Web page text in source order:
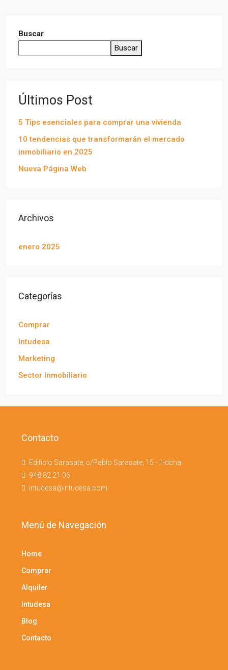
Buscar
Buscar
Últimos Post
5 Tips esenciales para comprar una vivienda
10 tendencias que transformarán el mercado
inmobiliario en 2025
Nueva Página Web
Archivos
enero 2025
Categorías
Comprar
Intudesa
Marketing
Sector Inmobiliario
Contacto
Edificio Sarasate, c/Pablo Sarasate, 15 - 1-dcha
948 82 21 06
intudesa@intudesa.com
Menú de Navegación
Home
Comprar
Alquiler
Intudesa
Blog
Contacto